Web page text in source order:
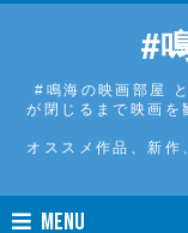
#
#鳴海の映画部屋
が閉じるまで映画を
オススメ作品、新作
MENU